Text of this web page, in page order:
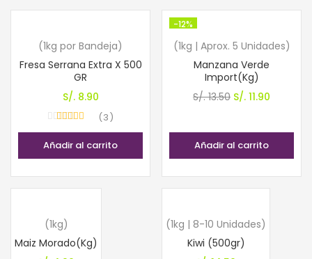
(1kg por Bandeja)
Fresa Serrana Extra X 500
GR
S/.8.90
3
Añadir al carrito
-12%
(1kg | Aprox. 5 Unidades)
Manzana Verde
Import(Kg)
S/.13.50 El
original
era:
S/. 11.90
actual
Añadir al carrito
(1kg)
Maiz Morado(Kg)
(1kg | 8-10 Unidades)
Kiwi (500gr)